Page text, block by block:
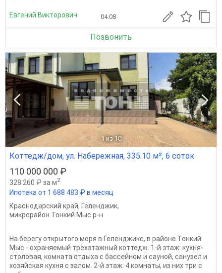
Евгений Викторович 04.08
Позвонить
1 из 10
Коттедж/дом, ул. Набережная, 335.10 м², 6 соток
110 000 000 ₽
328 260 ₽ за м2
Ипотека от 1 688 483 ₽ в месяц
Краснодарский край, Геленджик,
микрорайон Тонкий Мыс р-н
На берегу открытого моря в Геленджике, в районе Тонкий
Мыс - охраняемый трёхэтажный коттедж. 1-й этаж: кухня-
столовая, комната отдыха с бассейном и сауной, санузел и
хозяйская кухня с залом. 2-й этаж: 4 комнаты, из них три с